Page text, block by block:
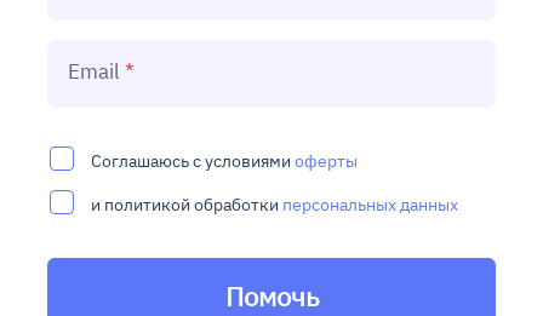
Email
Соглашаюсь с условиями оферты
и политикой обработки персональных данных
Помочь